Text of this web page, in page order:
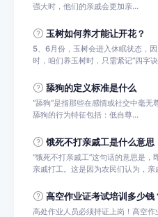
强大时，他们的亲戚会更加亲...
玉树如何养才能让开花？
5、6月份，玉树会进入休眠状态，
时，咱们养玉树时，只需紧记“四字诀
舔狗的定义标准是什么
‌“舔狗”是指那些在感情或社交中毫无
舔狗的行为特征包括：‌‌低自尊...
饿死不打亲戚工是什么意思
“饿死不打亲戚工”这句话的意思是
亲戚打工。这是因为农民们认为，亲
高空作业证考试培训多少钱
高处作业人员必须持证上岗！高空